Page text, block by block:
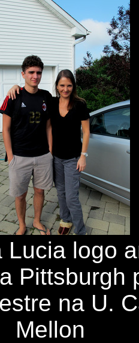
Lucia logo
Pittsburgh
na U.
Mellon